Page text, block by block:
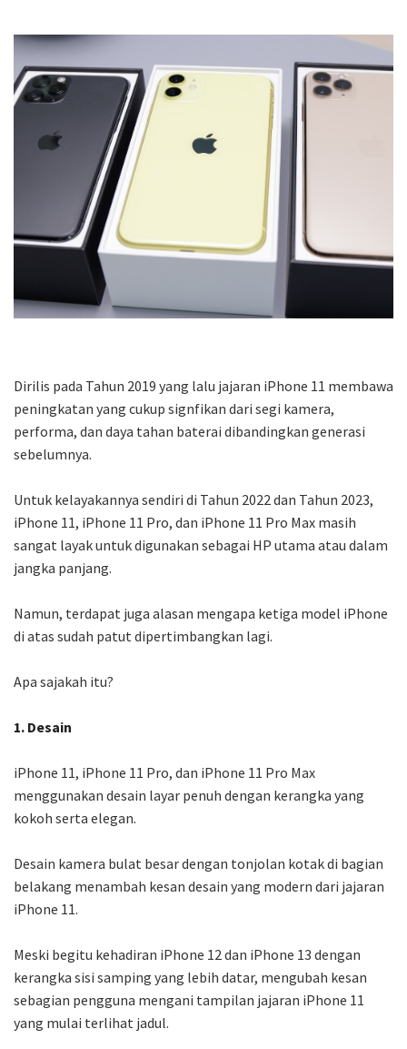
Dirilis pada Tahun 2019 yang lalu jajaran iPhone 11 membawa
peningkatan yang cukup signfikan dari segi kamera,
performa, dan daya tahan baterai dibandingkan generasi
sebelumnya.
Untuk kelayakannya sendiri di Tahun 2022 dan Tahun 2023,
iPhone 11, iPhone 11 Pro, dan iPhone 11 Pro Max masih
sangat layak untuk digunakan sebagai HP utama atau dalam
jangka panjang.
Namun, terdapat juga alasan mengapa ketiga model iPhone
di atas sudah patut dipertimbangkan lagi.
Apa sajakah itu?
1. Desain
iPhone 11, iPhone 11 Pro, dan iPhone 11 Pro Max
menggunakan desain layar penuh dengan kerangka yang
kokoh serta elegan.
Desain kamera bulat besar dengan tonjolan kotak di bagian
belakang menambah kesan desain yang modern dari jajaran
iPhone 11.
Meski begitu kehadiran iPhone 12 dan iPhone 13 dengan
kerangka sisi samping yang lebih datar, mengubah kesan
sebagian pengguna mengani tampilan jajaran iPhone 11
yang mulai terlihat jadul.